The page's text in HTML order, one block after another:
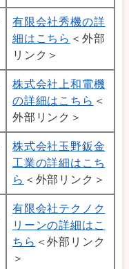
有限会社秀機の詳
細はこちら ＜外部
リンク＞
株式会社上和電機
の詳細はこちら ＜
外部リンク＞
株式会社玉野鈑金
工業の詳細はこち
ら ＜外部リンク＞
有限会社テクノク
リーンの詳細はこ
ちら ＜外部リンク
＞